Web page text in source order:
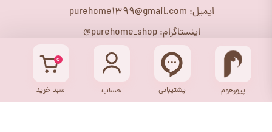
ایمیل: purehome1399@gmail.com
اینستاگرام: purehome_shop@
۰
پیورهوم پشتیبانی حساب سبد خرید